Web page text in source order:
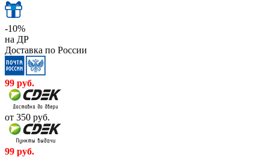
-10%
на ДР
Доставка по России
99 руб.
от 350 руб.
99 руб.